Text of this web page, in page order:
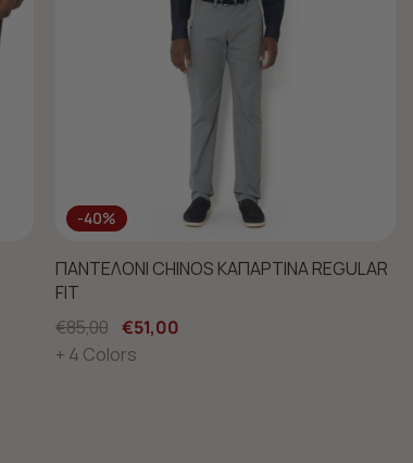
-40%
ΠΑΝΤΕΛΟΝΙ CHINOS ΚΑΠΑΡΤΙΝΑ REGULAR
FIT
€85,00 €51,00
+ 4 Colors